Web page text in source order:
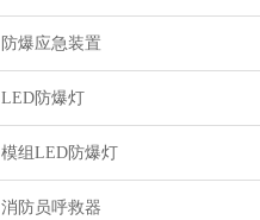
防爆应急装置
LED防爆灯
模组LED防爆灯
消防员呼救器